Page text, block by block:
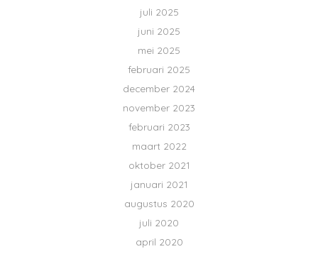
juli 2025
juni 2025
mei 2025
februari 2025
december 2024
november 2023
februari 2023
maart 2022
oktober 2021
januari 2021
augustus 2020
juli 2020
april 2020